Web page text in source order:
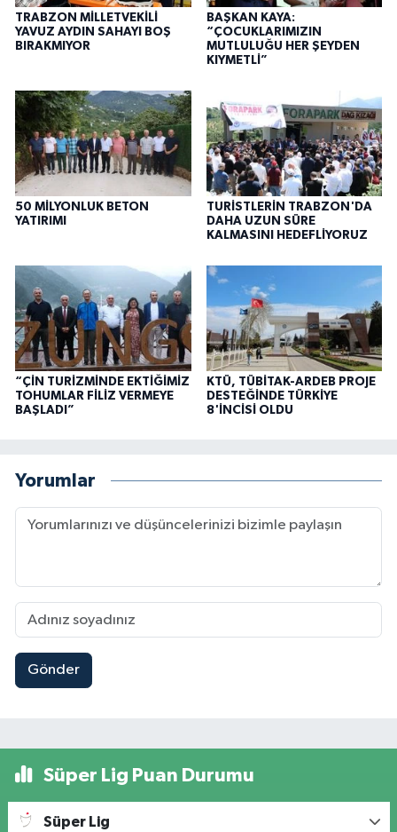
TRABZON MİLLETVEKİLİ
YAVUZ AYDIN SAHAYI BOŞ
BIRAKMIYOR
BAŞKAN KAYA:
“ÇOCUKLARIMIZIN
MUTLULUĞU HER ŞEYDEN
KIYMETLİ”
50 MİLYONLUK BETON
YATIRIMI
TURİSTLERİN TRABZON'DA
DAHA UZUN SÜRE
KALMASINI HEDEFLİYORUZ
“ÇİN TURİZMİNDE EKTİĞİMİZ
TOHUMLAR FİLİZ VERMEYE
BAŞLADI”
KTÜ, TÜBİTAK-ARDEB PROJE
DESTEĞİNDE TÜRKİYE
8'İNCİSİ OLDU
Yorumlar
Gönder
Süper Lig Puan Durumu
Süper Lig